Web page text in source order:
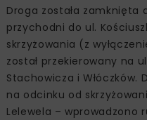
Droga została zamknięta
przychodni do ul.
skrzyżowania (z
został przekierowany na
Stachowicza i Włóczków.
na odcinku od
Lelewela – wprowadzono